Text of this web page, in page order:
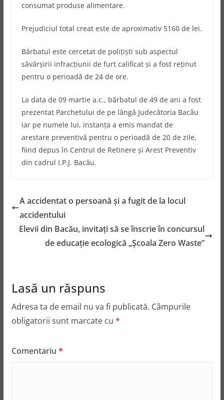
consumat produse alimentare.
Prejudiciul total creat este de aproximativ 5160 de lei.
Bărbatul este cercetat de poliţişti sub aspectul
săvârşirii infracţiunii de furt calificat şi a fost reţinut
pentru o perioadă de 24 de ore.
La data de 09 martie a.c., bărbatul de 49 de ani a fost
prezentat Parchetului de pe lângă Judecătoria Bacău
iar pe numele lui, instanța a emis mandat de
arestare preventivă pentru o perioadă de 20 de zile,
fiind depus în Centrul de Retinere și Arest Preventiv
din cadrul I.P.J. Bacău.
A accidentat o persoană și a fugit de la locul
accidentului
Elevii din Bacău, invitați să se înscrie în concursul
de educație ecologică „Școala Zero Waste”
Lasă un răspuns
Adresa ta de email nu va fi publicată. Câmpurile
obligatorii sunt marcate cu *
Comentariu *